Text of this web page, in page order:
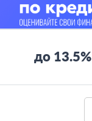
до 13.5%